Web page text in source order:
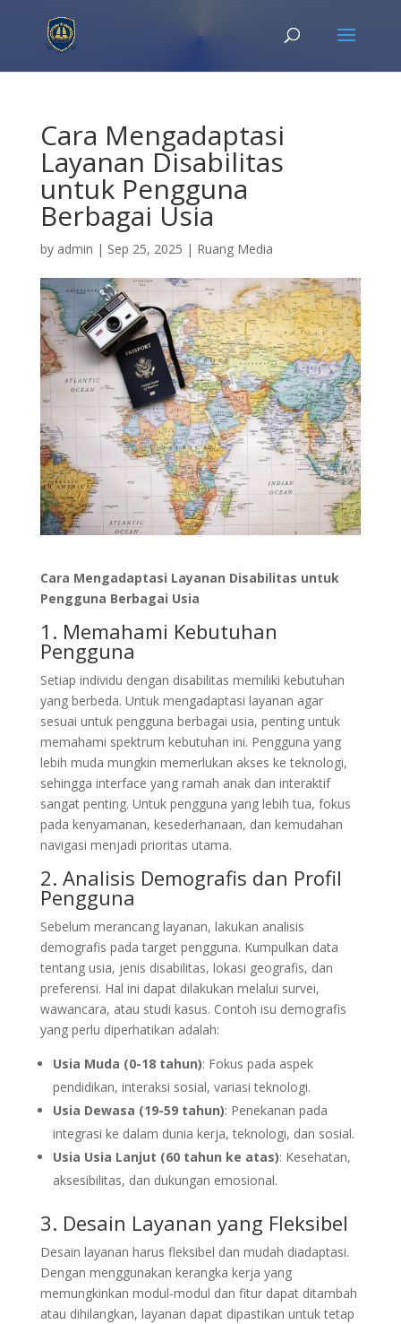
Cara Mengadaptasi
Layanan Disabilitas
untuk Pengguna
Berbagai Usia
by admin | Sep 25, 2025 | Ruang Media
Cara Mengadaptasi Layanan Disabilitas untuk
Pengguna Berbagai Usia
1. Memahami Kebutuhan
Pengguna
Setiap individu dengan disabilitas memiliki kebutuhan
yang berbeda. Untuk mengadaptasi layanan agar
sesuai untuk pengguna berbagai usia, penting untuk
memahami spektrum kebutuhan ini. Pengguna yang
lebih muda mungkin memerlukan akses ke teknologi,
sehingga interface yang ramah anak dan interaktif
sangat penting. Untuk pengguna yang lebih tua, fokus
pada kenyamanan, kesederhanaan, dan kemudahan
navigasi menjadi prioritas utama.
2. Analisis Demografis dan Profil
Pengguna
Sebelum merancang layanan, lakukan analisis
demografis pada target pengguna. Kumpulkan data
tentang usia, jenis disabilitas, lokasi geografis, dan
preferensi. Hal ini dapat dilakukan melalui survei,
wawancara, atau studi kasus. Contoh isu demografis
yang perlu diperhatikan adalah:
Usia Muda (0-18 tahun): Fokus pada aspek
pendidikan, interaksi sosial, variasi teknologi.
Usia Dewasa (19-59 tahun): Penekanan pada
integrasi ke dalam dunia kerja, teknologi, dan sosial.
Usia Usia Lanjut (60 tahun ke atas): Kesehatan,
aksesibilitas, dan dukungan emosional.
3. Desain Layanan yang Fleksibel
Desain layanan harus fleksibel dan mudah diadaptasi.
Dengan menggunakan kerangka kerja yang
memungkinkan modul-modul dan fitur dapat ditambah
atau dihilangkan, layanan dapat dipastikan untuk tetap